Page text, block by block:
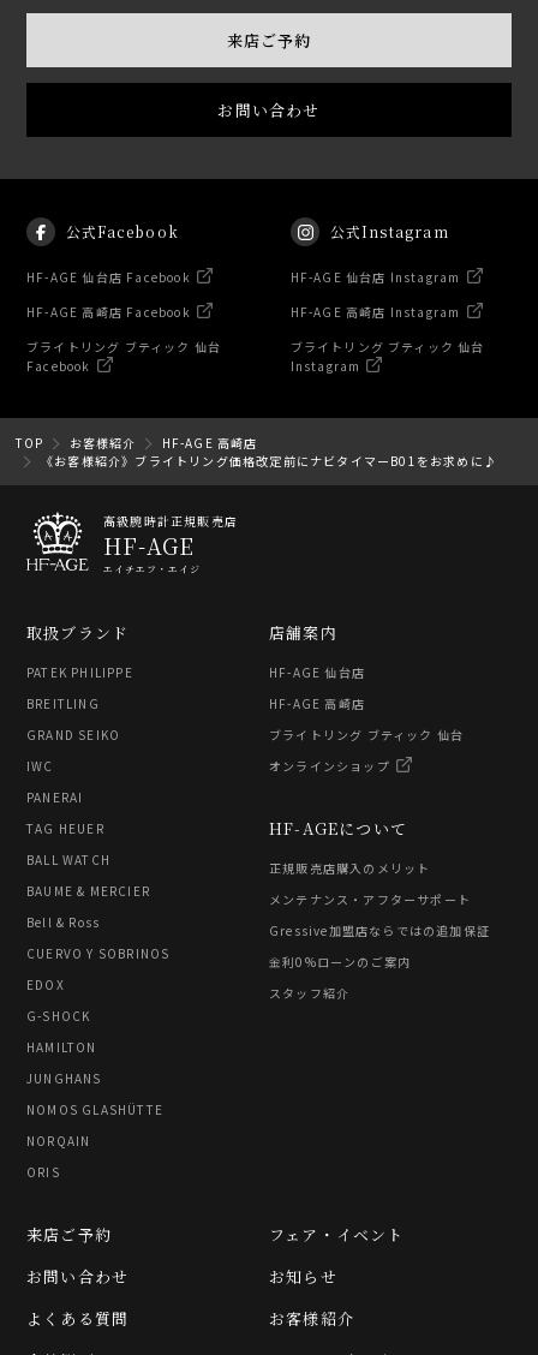
来店ご予約
お問い合わせ
公式Facebook
HF-AGE 仙台店 Facebook
HF-AGE 高崎店 Facebook
ブライトリング ブティック 仙台
Facebook
公式Instagram
HF-AGE 仙台店 Instagram
HF-AGE 高崎店 Instagram
ブライトリング ブティック 仙台
Instagram
TOP お客様紹介
HF-AGE 高崎店
《お客様紹介》ブライトリング価格改定前にナビタイマーB01をお求めに♪
高級腕時計正規販売店
HF-AGE
エイチエフ・エイジ
取扱ブランド
PATEK PHILIPPE
BREITLING
GRAND SEIKO
IWC
PANERAI
TAG HEUER
BALL WATCH
BAUME & MERCIER
Bell & Ross
CUERVO Y SOBRINOS
EDOX
G-SHOCK
HAMILTON
JUNGHANS
NOMOS GLASHÜTTE
NORQAIN
ORIS
HF-AGEについて
正規販売店購入のメリット
メンテナンス・アフターサポート
Gressive加盟店ならではの追加保証
金利0%ローンのご案内
スタッフ紹介
店舗案内
HF-AGE 仙台店
HF-AGE 高崎店
ブライトリング ブティック 仙台
オンラインショップ
フェア・イベント
お知らせ
お客様紹介
来店ご予約
お問い合わせ
よくある質問